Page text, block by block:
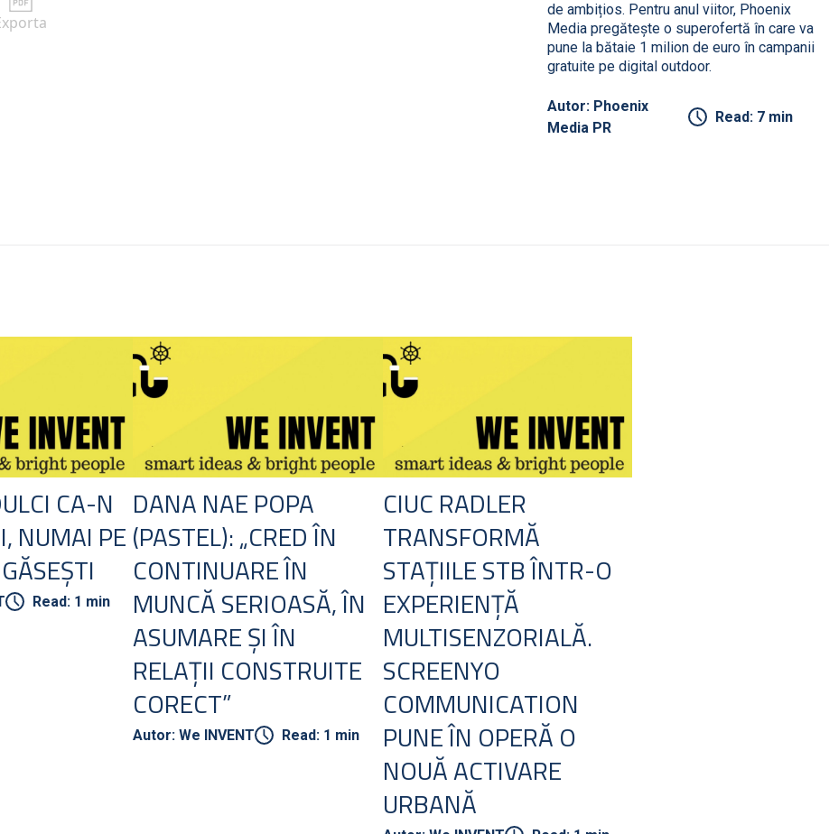
de ambițios. Pentru anul viitor, Phoenix
Media pregătește o superofertă în care va
pune la bătaie 1 milion de euro în campanii
gratuite pe digital outdoor.
Autor: Phoenix
Media PR
Read: 7 min
CA-N
NUMAI PE
Read: 1 min
DANA NAE POPA
(PASTEL): „CRED ÎN
CONTINUARE ÎN
MUNCĂ SERIOASĂ, ÎN
ASUMARE ȘI ÎN
RELAȚII CONSTRUITE
CORECT”
Autor: We INVENT Read: 1 min
CIUC RADLER
TRANSFORMĂ
STAȚIILE STB ÎNTR-O
EXPERIENȚĂ
MULTISENZORIALĂ.
SCREENYO
COMMUNICATION
PUNE ÎN OPERĂ O
NOUĂ ACTIVARE
URBANĂ